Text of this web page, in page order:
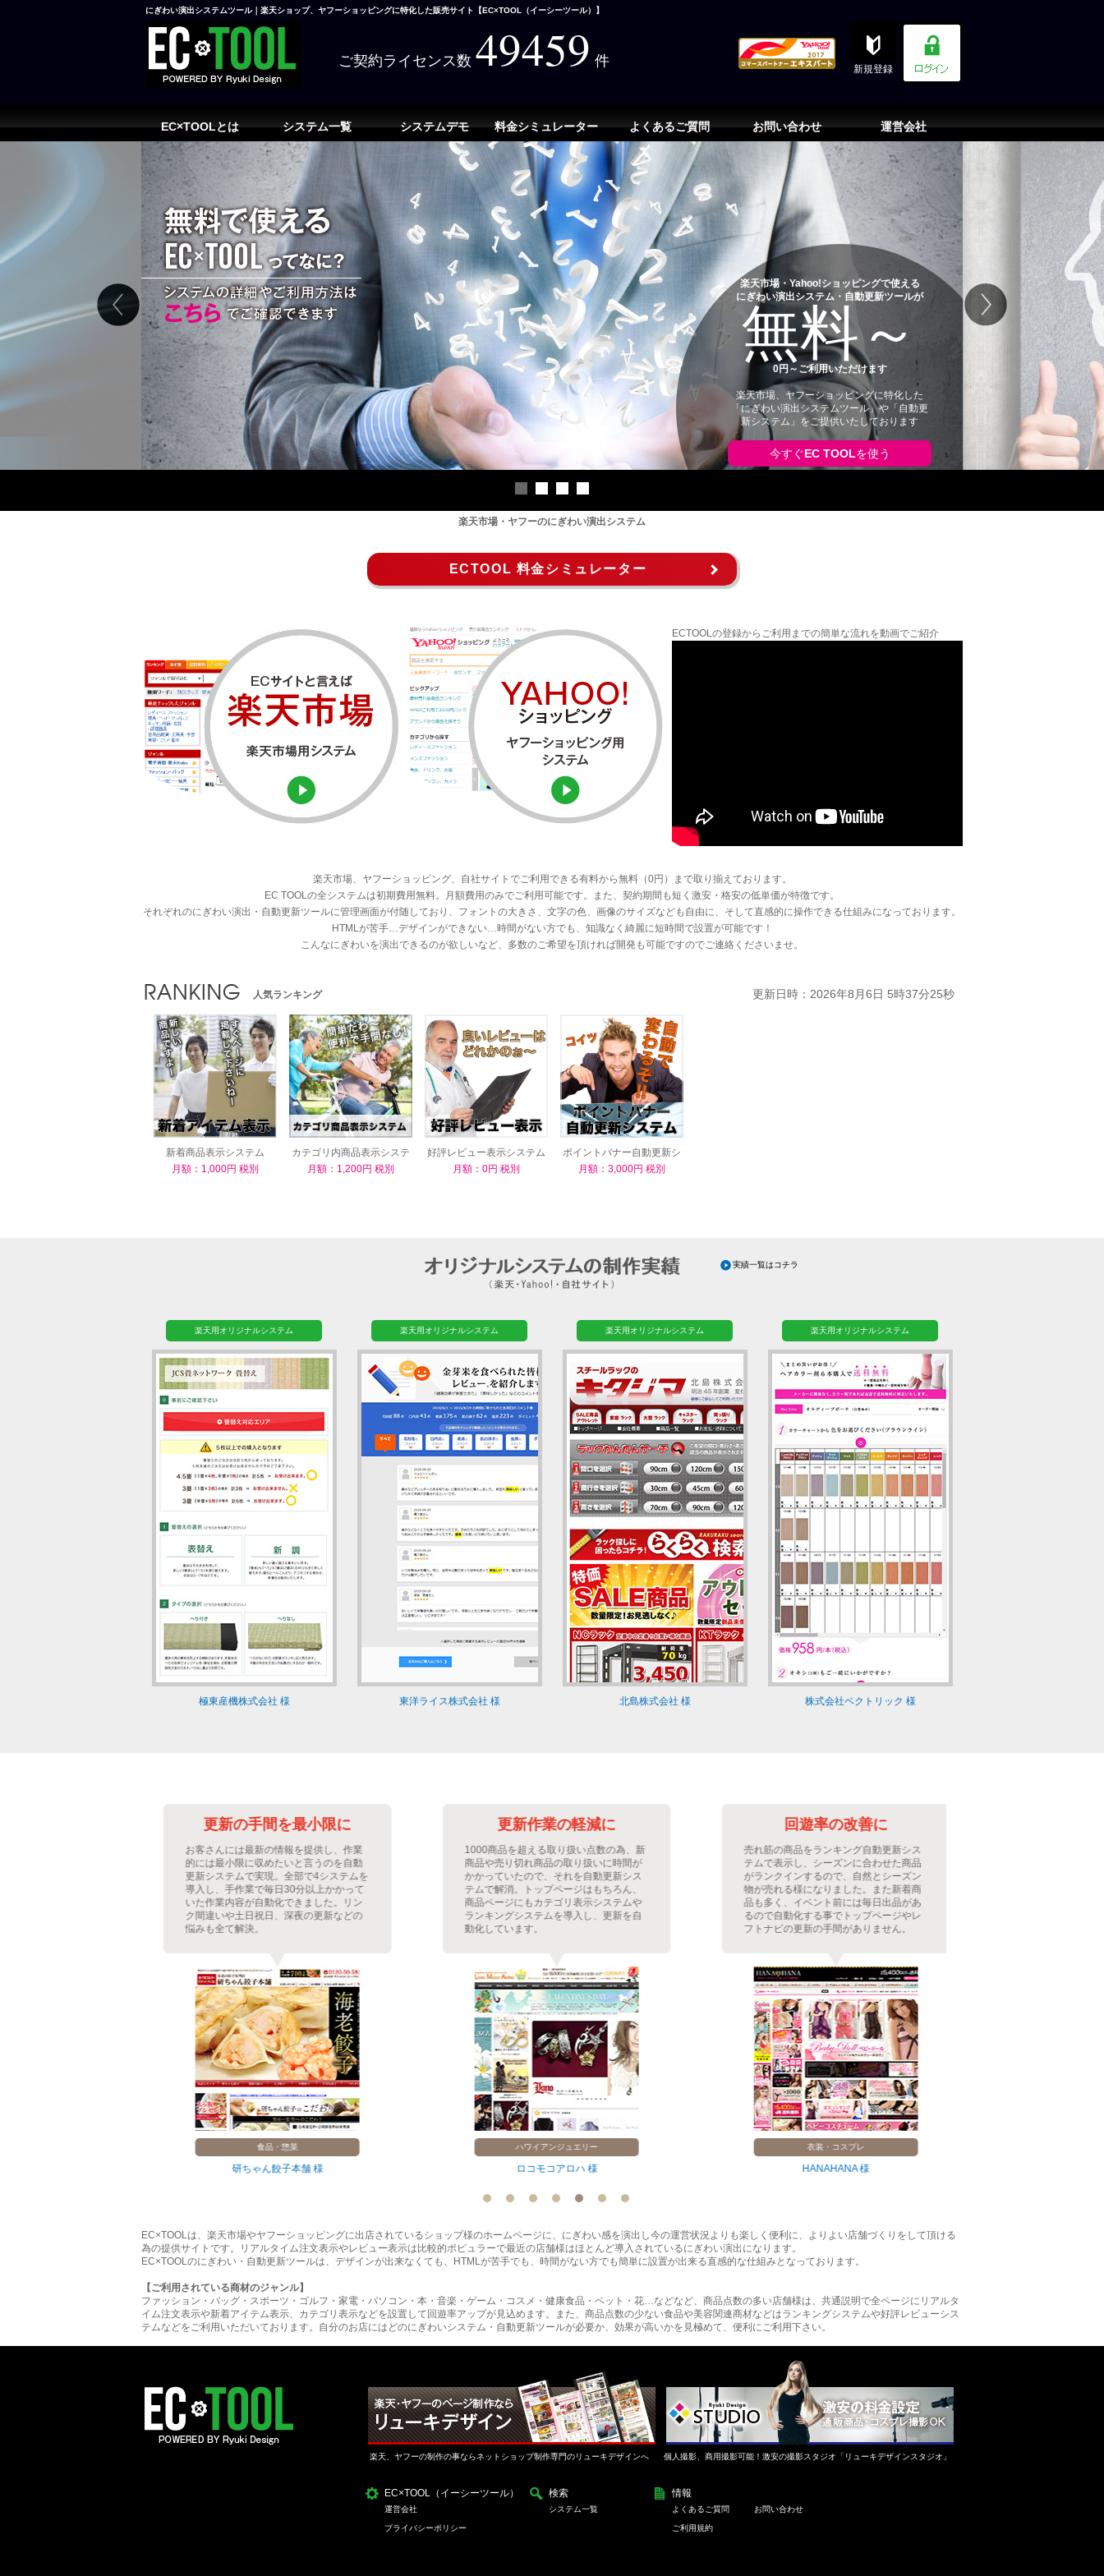
にぎわい演出システムツール｜楽天ショップ、ヤフーショッピングに特化した販売サイト【EC×TOOL（イーシーツール）】
ご契約ライセンス数 49459 件 新規登録
EC×TOOLとは システム一覧 システムデモ 料金シミュレーター よくあるご質問 お問い合わせ 運営会社
楽天市場・Yahoo!ショッピングで使える
にぎわい演出システム・自動更新ツールが
無料～
0円～ご利用いただけます
楽天市場、ヤフーショッピングに特化した
「にぎわい演出システムツール」や「自動更
新システム」をご提供いたしております
今すぐEC TOOLを使う
楽天市場・ヤフーのにぎわい演出システム
ECTOOL 料金シミュレーター
ECTOOLの登録からご利用までの簡単な流れを動画でご紹介
楽天市場、ヤフーショッピング、自社サイトでご利用できる有料から無料（0円）まで取り揃えております。
EC TOOLの全システムは初期費用無料。月額費用のみでご利用可能です。また、契約期間も短く激安・格安の低単価が特徴です。
それぞれのにぎわい演出・自動更新ツールに管理画面が付随しており、フォントの大きさ、文字の色、画像のサイズなども自由に、そして直感的に操作できる仕組みになっております。
HTMLが苦手…デザインができない…時間がない方でも、知識なく綺麗に短時間で設置が可能です！
こんなにぎわいを演出できるのが欲しいなど、多数のご希望を頂ければ開発も可能ですのでご連絡くださいませ。
人気ランキング 更新日時：2026年8月6日 5時37分25秒
新着商品表示システム
月額：1,000円 税別
カテゴリ内商品表示システ
ム
月額：1,200円 税別
好評レビュー表示システム
月額：0円 税別
ポイントバナー自動更新シ
ステム
月額：3,000円 税別
実績一覧はコチラ
楽天用オリジナルシステム
極東産機株式会社 様
楽天用オリジナルシステム
東洋ライス株式会社 様
楽天用オリジナルシステム
北島株式会社 様
楽天用オリジナルシステム
株式会社ベクトリック 様
更新の手間を最小限に
お客さんには最新の情報を提供し、作業
的には最小限に収めたいと言うのを自動
更新システムで実現。全部で4システムを
導入し、手作業で毎日30分以上かかって
いた作業内容が自動化できました。リン
ク間違いや土日祝日、深夜の更新などの
悩みも全て解決。
食品・惣菜
研ちゃん餃子本舗 様
更新作業の軽減に
1000商品を超える取り扱い点数の為、新
商品や売り切れ商品の取り扱いに時間が
かかっていたので、それを自動更新シス
テムで解消。トップページはもちろん、
商品ページにもカテゴリ表示システムや
ランキングシステムを導入し、更新を自
動化しています。
ハワイアンジュエリー
ロコモコアロハ 様
回遊率の改善に
売れ筋の商品をランキング自動更新シス
テムで表示し、シーズンに合わせた商品
がランクインするので、自然とシーズン
物が売れる様になりました。また新着商
品も多く、イベント前には毎日出品があ
るので自動化する事でトップページやレ
フトナビの更新の手間がありません。
衣装・コスプレ
HANAHANA 様
EC×TOOLは、楽天市場やヤフーショッピングに出店されているショップ様のホームページに、にぎわい感を演出し今の運営状況よりも楽しく便利に、よりよい店舗づくりをして頂ける
為の提供サイトです。リアルタイム注文表示やレビュー表示は比較的ポピュラーで最近の店舗様はほとんど導入されているにぎわい演出になります。
EC×TOOLのにぎわい・自動更新ツールは、デザインが出来なくても、HTMLが苦手でも、時間がない方でも簡単に設置が出来る直感的な仕組みとなっております。
【ご利用されている商材のジャンル】
ファッション・バッグ・スポーツ・ゴルフ・家電・パソコン・本・音楽・ゲーム・コスメ・健康食品・ペット・花…などなど、商品点数の多い店舗様は、共通説明で全ページにリアルタ
イム注文表示や新着アイテム表示、カテゴリ表示などを設置して回遊率アップが見込めます。また、商品点数の少ない食品や美容関連商材などはランキングシステムや好評レビューシス
テムなどをご利用いただいております。自分のお店にはどのにぎわいシステム・自動更新ツールが必要か、効果が高いかを見極めて、便利にご利用下さい。
楽天、ヤフーの制作の事ならネットショップ制作専門のリューキデザインへ 個人撮影、商用撮影可能！激安の撮影スタジオ「リューキデザインスタジオ」
EC×TOOL（イーシーツール）
運営会社
プライバシーポリシー
検索
システム一覧
情報
よくあるご質問 お問い合わせ
ご利用規約